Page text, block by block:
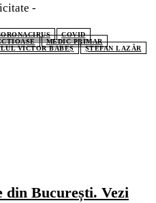
din București. Vezi
-
COVID
MEDIC PRIMAR
VICTOR BABEȘ ȘTEFAN LAZĂR